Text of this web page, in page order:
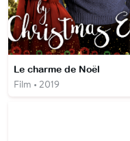
Le charme de Noël
Film • 2019